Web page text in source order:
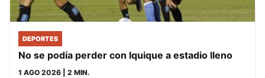
DEPORTES
No se podía perder con Iquique a estadio lleno
1 AGO 2026 | 2 MIN.